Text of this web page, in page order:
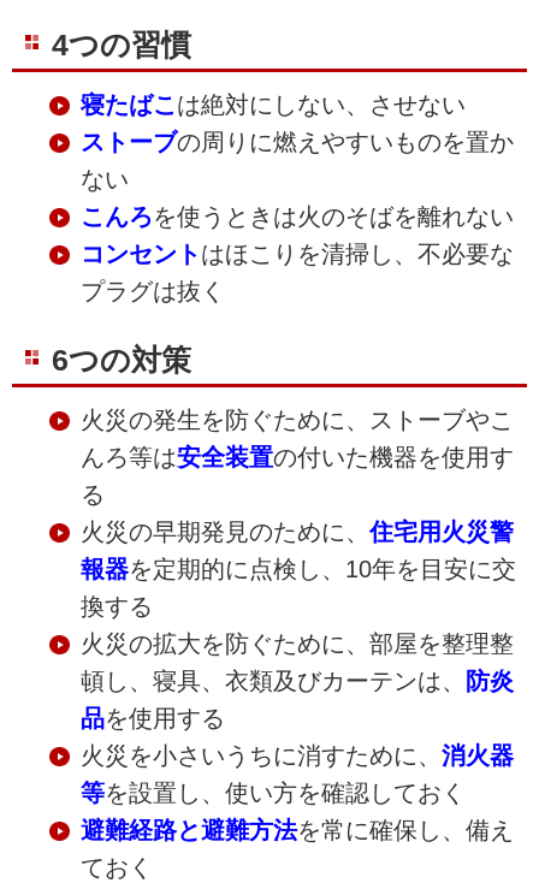
4つの習慣
寝たばこは絶対にしない、させない
ストーブの周りに燃えやすいものを置か
ない
こんろを使うときは火のそばを離れない
コンセントはほこりを清掃し、不必要な
プラグは抜く
6つの対策
火災の発生を防ぐために、ストーブやこ
んろ等は安全装置の付いた機器を使用す
る
火災の早期発見のために、住宅用火災警
報器を定期的に点検し、10年を目安に交
換する
火災の拡大を防ぐために、部屋を整理整
頓し、寝具、衣類及びカーテンは、
防炎
品を使用する
火災を小さいうちに消すために、 消火器
等を設置し、使い方を確認しておく
避難経路と避難方法を常に確保し、備え
ておく